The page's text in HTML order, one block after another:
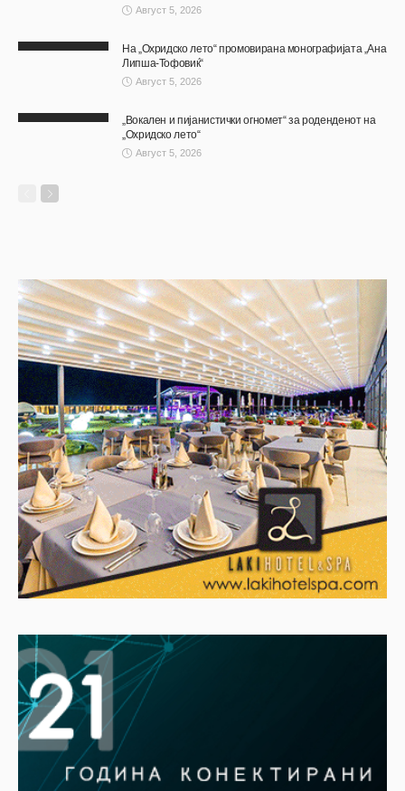
Август 5, 2026
На „Охридско лето“ промовирана монографијата „Ана
Липша-Тофовиќ“
Август 5, 2026
„Вокален и пијанистички огномет“ за роденденот на
„Охридско лето“
Август 5, 2026